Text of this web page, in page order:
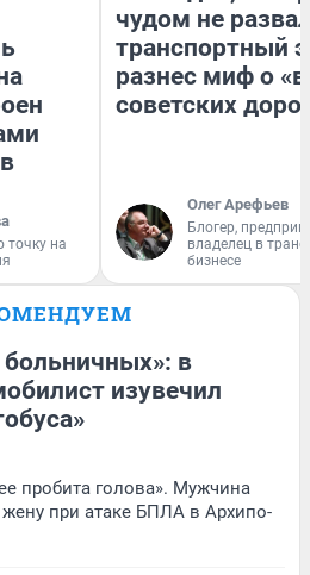
точку на
чудом не
транспортный
разнес миф о
советских
Олег Арефьев
Блогер,
владелец в
бизнесе
в
изувечил
пробита голова». Мужчина
жену при атаке БПЛА в Архипо-